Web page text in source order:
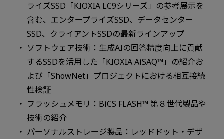
ライズSSD「KIOXIA LC9シリーズ」の参考展示を
含む、エンタープライズSSD、データセンター
SSD、クライアントSSDの最新ラインアップ
ソフトウェア技術：生成AIの回答精度向上に貢献
するSSDを活用した「KIOXIA AiSAQ™」の紹介お
よび「ShowNet」プロジェクトにおける相互接続
性検証
フラッシュメモリ：BiCS FLASH™ 第８世代製品や
技術の紹介
パーソナルストレージ製品：レッドドット・デザ